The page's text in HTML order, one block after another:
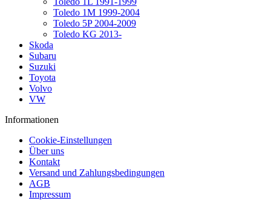
Toledo 1M 1999-2004
Toledo 5P 2004-2009
Toledo KG 2013-
Skoda
Subaru
Suzuki
Toyota
Volvo
VW
Informationen
Cookie-Einstellungen
Über uns
Kontakt
Versand und Zahlungsbedingungen
AGB
Impressum